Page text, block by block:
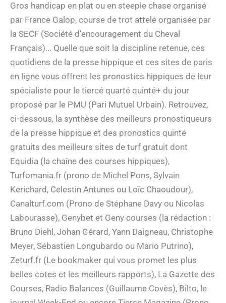
Gros handicap en plat ou en steeple chase organisé
par France Galop, course de trot attelé organisée par
la SECF (Société d'encouragement du Cheval
Français)... Quelle que soit la discipline retenue, ces
quotidiens de la presse hippique et ces sites de paris
en ligne vous offrent les pronostics hippiques de leur
spécialiste pour le tiercé quarté quinté+ du jour
proposé par le PMU (Pari Mutuel Urbain). Retrouvez,
ci-dessous, la synthèse des meilleurs pronostiqueurs
de la presse hippique et des pronostics quinté
gratuits des meilleurs sites de turf gratuit dont
Equidia (la chaîne des courses hippiques),
Turfomania.fr (prono de Michel Pons, Sylvain
Kerichard, Celestin Antunes ou Loïc Chaoudour),
Canalturf.com (Prono de Stéphane Davy ou Nicolas
Labourasse), Genybet et Geny courses (la rédaction :
Bruno Diehl, Johan Gérard, Yann Daigneau, Christophe
Meyer, Sébastien Longubardo ou Mario Putrino),
Zeturf.fr (Le bookmaker qui vous promet les plus
belles cotes et les meilleurs rapports), La Gazette des
Courses, Radio Balances (Guillaume Covès), Bilto, le